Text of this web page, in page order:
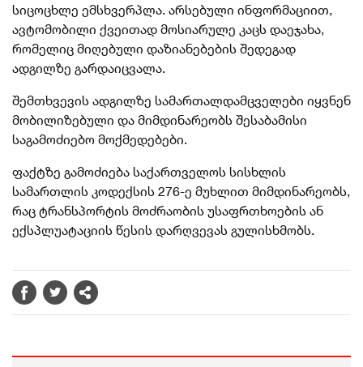
სიცოცხლე ემსხვერპლა. არსებული ინფორმაციით,
ავტომობილი ქვეითად მოსიარულე კაცს დაეჯახა,
რომელიც მიღებული დაზიანებების შედეგად
ადგილზე გარდაიცვალა.
შემთხვევის ადგილზე სამართალდამცველები იყვნენ
მობილიზებული და მიმდინარეობს შესაბამისი
საგამოძიებო მოქმედებები.
ფაქტზე გამოძიება საქართველოს სისხლის
სამართლის კოდექსის 276-ე მუხლით მიმდინარეობს,
რაც ტრანსპორტის მოძრაობის უსაფრთხოების ან
ექსპლუატაციის წესის დარღვევას გულისხმობს.